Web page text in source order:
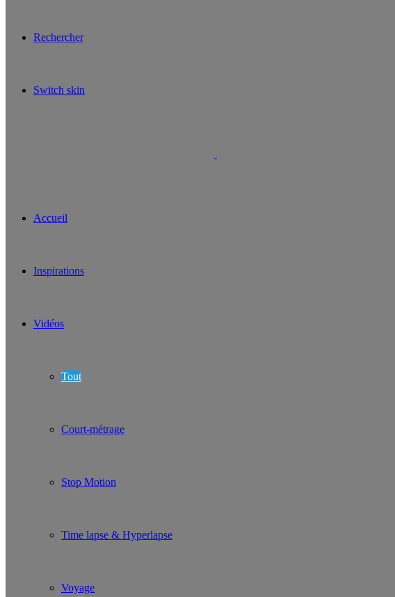
Rechercher
Switch skin
Accueil
Inspirations
Vidéos
Tout
Court-métrage
Stop Motion
Time lapse & Hyperlapse
Voyage